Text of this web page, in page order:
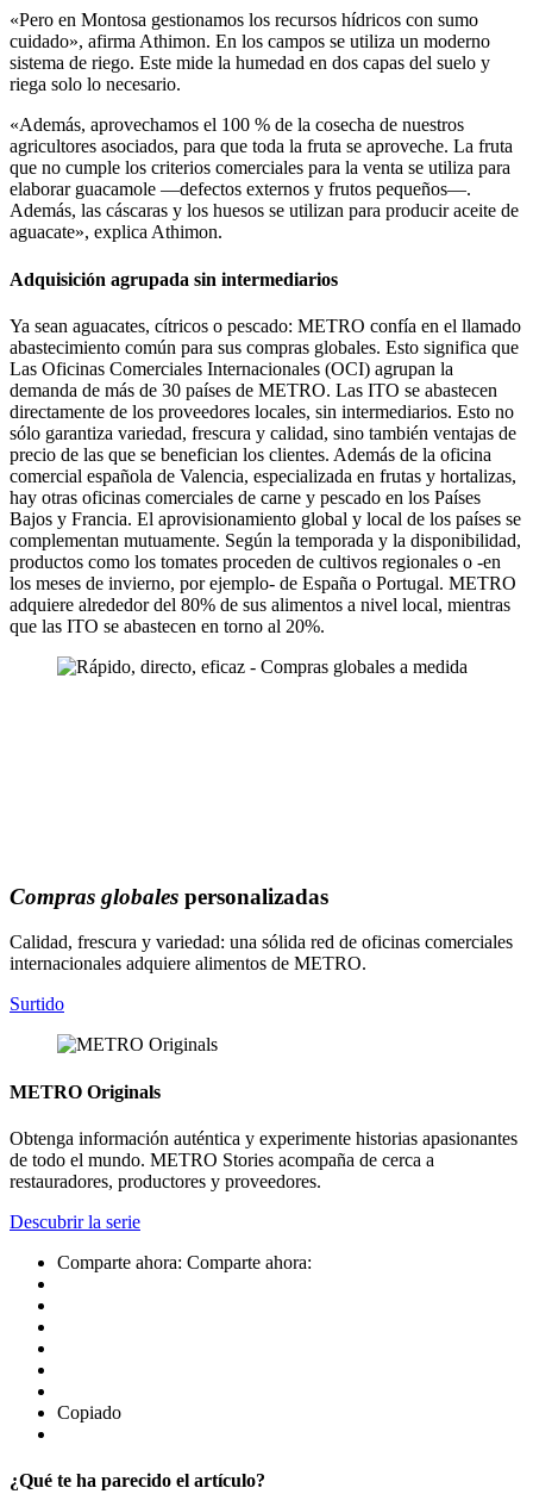
«Pero en Montosa gestionamos los recursos hídricos con sumo
cuidado», afirma Athimon. En los campos se utiliza un moderno
sistema de riego. Este mide la humedad en dos capas del suelo y
riega solo lo necesario.
«Además, aprovechamos el 100 % de la cosecha de nuestros
agricultores asociados, para que toda la fruta se aproveche. La fruta
que no cumple los criterios comerciales para la venta se utiliza para
elaborar guacamole —defectos externos y frutos pequeños—.
Además, las cáscaras y los huesos se utilizan para producir aceite de
aguacate», explica Athimon.
Adquisición agrupada sin intermediarios
Ya sean aguacates, cítricos o pescado: METRO confía en el llamado
abastecimiento común para sus compras globales. Esto significa que
Las Oficinas Comerciales Internacionales (OCI) agrupan la
demanda de más de 30 países de METRO. Las ITO se abastecen
directamente de los proveedores locales, sin intermediarios. Esto no
sólo garantiza variedad, frescura y calidad, sino también ventajas de
precio de las que se benefician los clientes. Además de la oficina
comercial española de Valencia, especializada en frutas y hortalizas,
hay otras oficinas comerciales de carne y pescado en los Países
Bajos y Francia. El aprovisionamiento global y local de los países se
complementan mutuamente. Según la temporada y la disponibilidad,
productos como los tomates proceden de cultivos regionales o -en
los meses de invierno, por ejemplo- de España o Portugal. METRO
adquiere alrededor del 80% de sus alimentos a nivel local, mientras
que las ITO se abastecen en torno al 20%.
Compras globales personalizadas
Calidad, frescura y variedad: una sólida red de oficinas comerciales
internacionales adquiere alimentos de METRO.
Surtido
METRO Originals
Obtenga información auténtica y experimente historias apasionantes
de todo el mundo. METRO Stories acompaña de cerca a
restauradores, productores y proveedores.
Descubrir la serie
Comparte ahora: Comparte ahora:
Copiado
¿Qué te ha parecido el artículo?